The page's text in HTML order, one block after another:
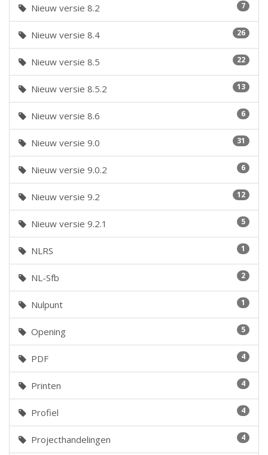
7
Nieuw versie 8.2
26
Nieuw versie 8.4
22
Nieuw versie 8.5
13
Nieuw versie 8.5.2
6
Nieuw versie 8.6
31
Nieuw versie 9.0
6
Nieuw versie 9.0.2
12
Nieuw versie 9.2
5
Nieuw versie 9.2.1
1
NLRS
2
NL-Sfb
1
Nulpunt
5
Opening
4
PDF
4
Printen
4
Profiel
4
Projecthandelingen